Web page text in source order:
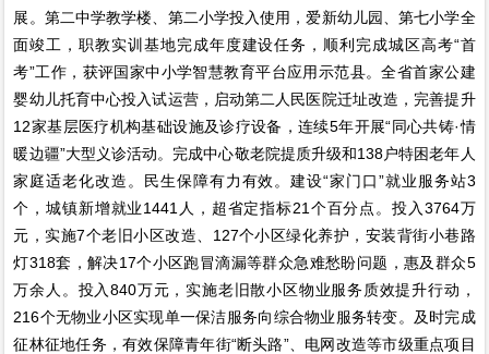
展。第二中学教学楼、第二小学投入使用，爱新幼儿园、第七小学全
面竣工，职教实训基地完成年度建设任务，顺利完成城区高考“首
考”工作，获评国家中小学智慧教育平台应用示范县。全省首家公建
婴幼儿托育中心投入试运营，启动第二人民医院迁址改造，完善提升
12家基层医疗机构基础设施及诊疗设备，连续5年开展“同心共铸·情
暖边疆”大型义诊活动。完成中心敬老院提质升级和138户特困老年人
家庭适老化改造。民生保障有力有效。建设“家门口”就业服务站3
个，城镇新增就业1441人，超省定指标21个百分点。投入3764万
元，实施7个老旧小区改造、127个小区绿化养护，安装背街小巷路
灯318套，解决17个小区跑冒滴漏等群众急难愁盼问题，惠及群众5
万余人。投入840万元，实施老旧散小区物业服务质效提升行动，
216个无物业小区实现单一保洁服务向综合物业服务转变。及时完成
征林征地任务，有效保障青年街“断头路”、电网改造等市级重点项目